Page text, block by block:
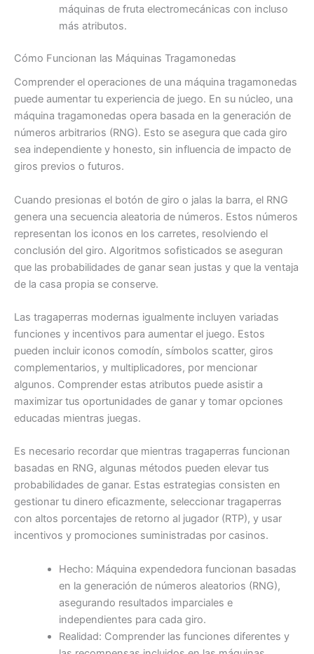
máquinas de fruta electromecánicas con incluso
más atributos.
Cómo Funcionan las Máquinas Tragamonedas
Comprender el operaciones de una máquina tragamonedas
puede aumentar tu experiencia de juego. En su núcleo, una
máquina tragamonedas opera basada en la generación de
números arbitrarios (RNG). Esto se asegura que cada giro
sea independiente y honesto, sin influencia de impacto de
giros previos o futuros.
Cuando presionas el botón de giro o jalas la barra, el RNG
genera una secuencia aleatoria de números. Estos números
representan los iconos en los carretes, resolviendo el
conclusión del giro. Algoritmos sofisticados se aseguran
que las probabilidades de ganar sean justas y que la ventaja
de la casa propia se conserve.
Las tragaperras modernas igualmente incluyen variadas
funciones y incentivos para aumentar el juego. Estos
pueden incluir iconos comodín, símbolos scatter, giros
complementarios, y multiplicadores, por mencionar
algunos. Comprender estas atributos puede asistir a
maximizar tus oportunidades de ganar y tomar opciones
educadas mientras juegas.
Es necesario recordar que mientras tragaperras funcionan
basadas en RNG, algunas métodos pueden elevar tus
probabilidades de ganar. Estas estrategias consisten en
gestionar tu dinero eficazmente, seleccionar tragaperras
con altos porcentajes de retorno al jugador (RTP), y usar
incentivos y promociones suministradas por casinos.
Hecho: Máquina expendedora funcionan basadas
en la generación de números aleatorios (RNG),
asegurando resultados imparciales e
independientes para cada giro.
Realidad: Comprender las funciones diferentes y